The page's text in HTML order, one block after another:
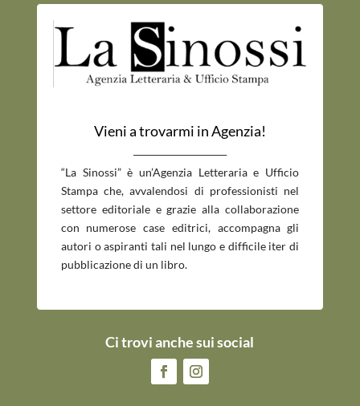
Vieni a trovarmi in Agenzia!
“La Sinossi” è un’Agenzia Letteraria e Ufficio
Stampa che, avvalendosi di professionisti nel
settore editoriale e grazie alla collaborazione
con numerose case editrici, accompagna gli
autori o aspiranti tali nel lungo e difficile iter di
pubblicazione di un libro.
Ci trovi anche sui social